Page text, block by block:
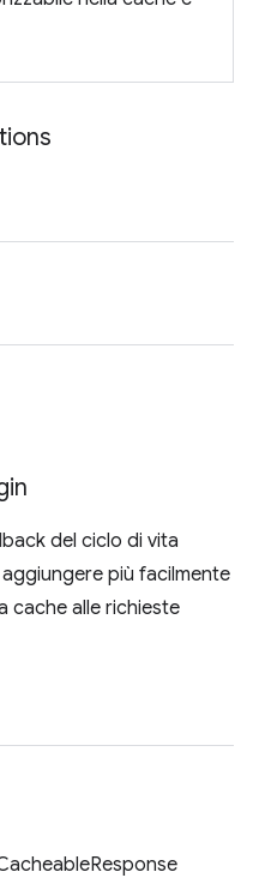
del ciclo di vita
più facilmente
cache alle richieste